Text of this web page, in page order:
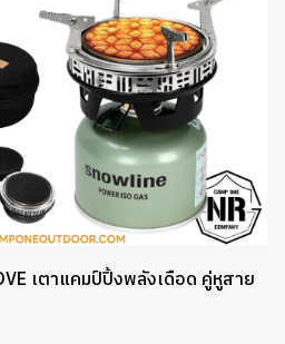
เตาแคมป์ปิ้งพลังเดือด คู่หูสาย